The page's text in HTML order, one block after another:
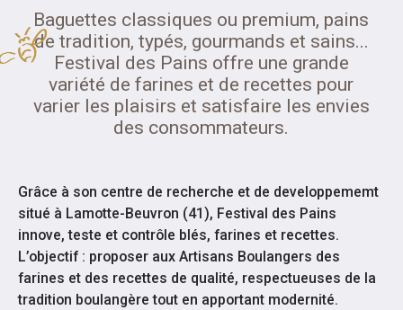
Baguettes classiques ou premium, pains
de tradition, typés, gourmands et sains...
Festival des Pains offre une grande
variété de farines et de recettes pour
varier les plaisirs et satisfaire les envies
des consommateurs.
Grâce à son centre de recherche et de developpememt
situé à Lamotte-Beuvron (41), Festival des Pains
innove, teste et contrôle blés, farines et recettes.
L’objectif : proposer aux Artisans Boulangers des
farines et des recettes de qualité, respectueuses de la
tradition boulangère tout en apportant modernité.